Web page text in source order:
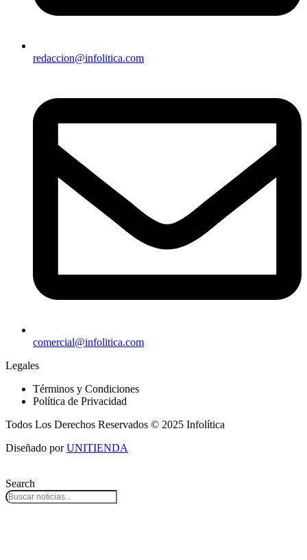
redaccion@infolitica.com
comercial@infolitica.com
Legales
Términos y Condiciones
Política de Privacidad
Todos Los Derechos Reservados © 2025 Infolítica
Diseñado porUNITIENDA
Search